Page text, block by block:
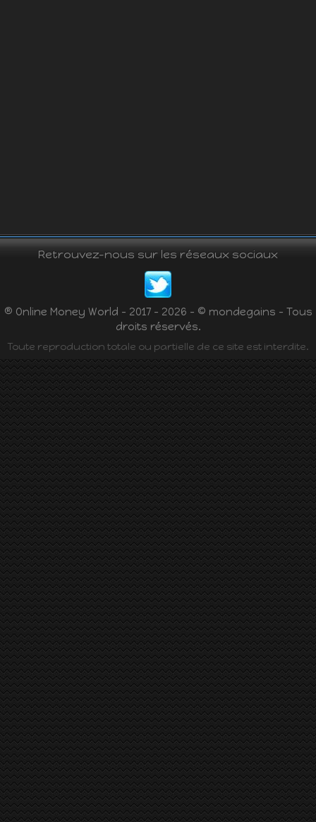
Retrouvez-nous sur les réseaux sociaux
® Online Money World - 2017 - 2026 - © mondegains - Tous
droits réservés.
Toute reproduction totale ou partielle de ce site est interdite.